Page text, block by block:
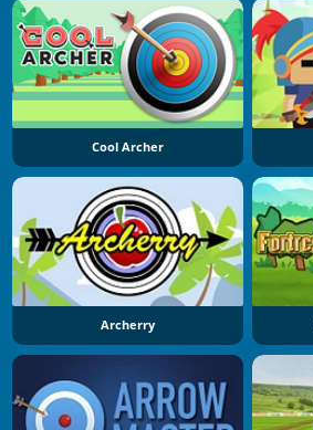
Cool Archer
Archerry